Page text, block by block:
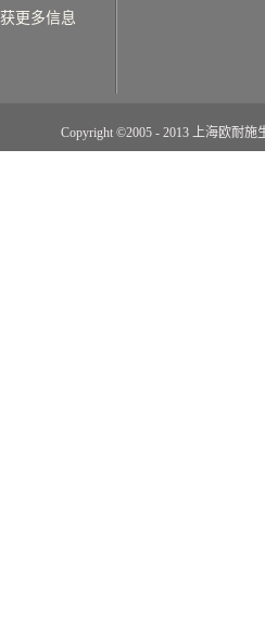
获更多信息
Copyright ©2005 - 2013 上海欧耐施